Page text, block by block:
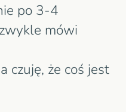
po 3-4
mówi
czuję, że coś jest